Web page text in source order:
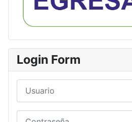
Login Form